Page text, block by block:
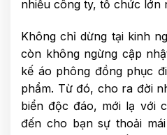
nhiều công ty, tổ chức lớn
Không chỉ dừng tại kinh
còn không ngừng cập
kế áo phông đồng phục
phẩm. Từ đó, cho ra đời
biển độc đáo, mới lạ với
đến cho bạn sự thoải